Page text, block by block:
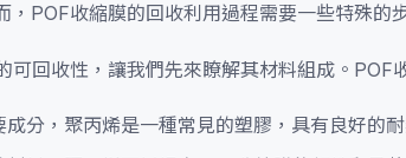
，POF收縮膜的回收利用過程需要一些特殊的
可回收性，讓我們先來瞭解其材料組成。POF
成分，聚丙烯是一種常見的塑膠，具有良好的